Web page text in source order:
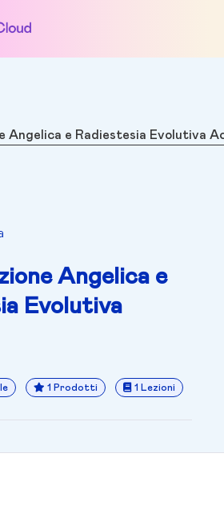
Angelica e Radiestesia Evolutiva
Angelica e
Evolutiva
1 Prodotti 1 Lezioni